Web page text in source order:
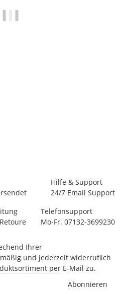
Hilfe & Support
24/7 Email Support
Telefonsupport
Mo-Fr. 07132-3699230
Ihrer
und jederzeit widerruflich
per E-Mail zu.
Abonnieren